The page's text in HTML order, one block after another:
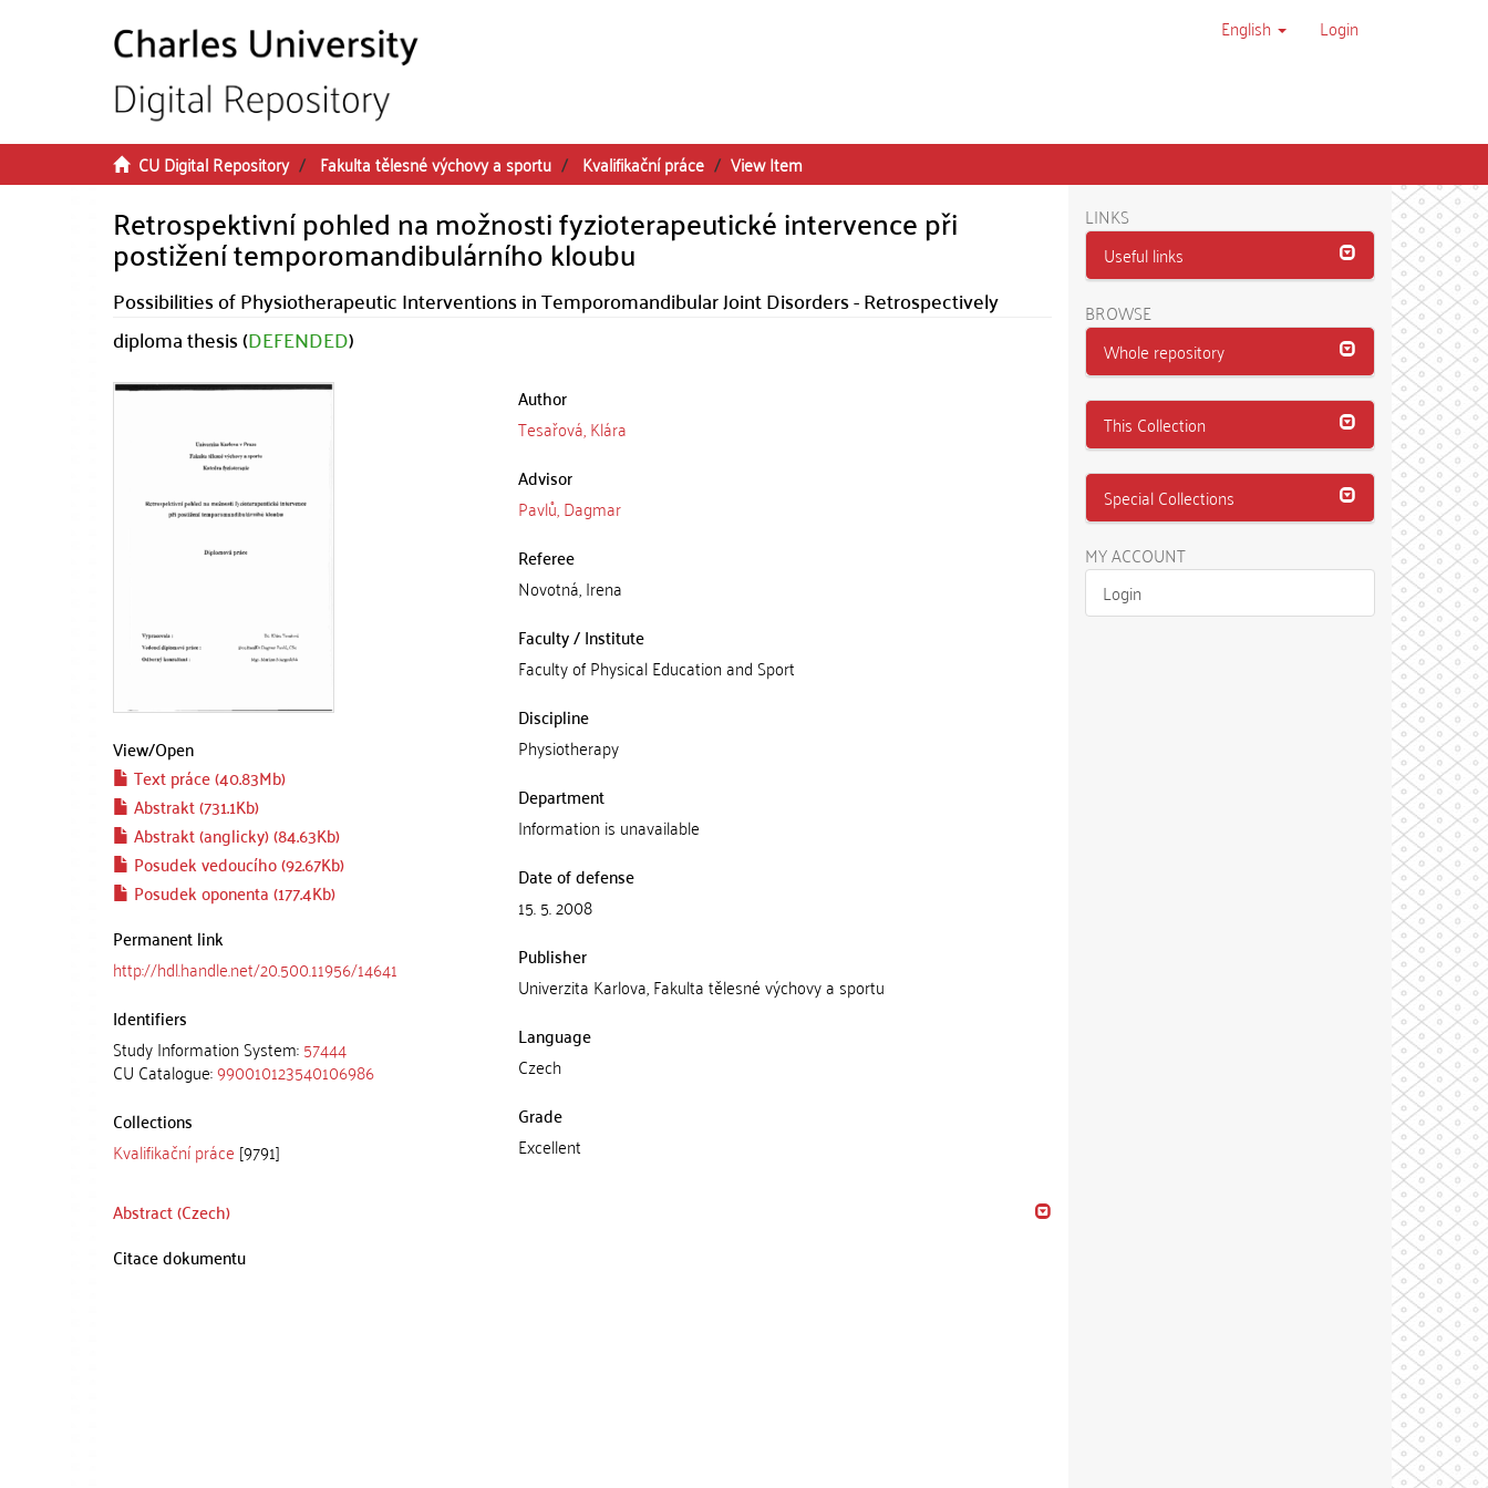
English Login
CU Digital Repository Fakulta tělesné výchovy a sportu Kvalifikační práce View Item
Retrospektivní pohled na možnosti fyzioterapeutické intervence při
postižení temporomandibulárního kloubu
Possibilities of Physiotherapeutic Interventions in Temporomandibular Joint Disorders - Retrospectively
diploma thesis (DEFENDED)
View/Open
Text práce (40.83Mb)
Abstrakt (731.1Kb)
Abstrakt (anglicky) (84.63Kb)
Posudek vedoucího (92.67Kb)
Posudek oponenta (177.4Kb)
Permanent link
http://hdl.handle.net/20.500.11956/14641
Identifiers
Study Information System:57444
CU Catalogue:990010123540106986
Collections
Kvalifikační práce [9791]
Author
Tesařová, Klára
Advisor
Pavlů, Dagmar
Referee
Novotná, Irena
Faculty / Institute
Faculty of Physical Education and Sport
Discipline
Physiotherapy
Department
Information is unavailable
Date of defense
15. 5. 2008
Publisher
Univerzita Karlova, Fakulta tělesné výchovy a sportu
Language
Czech
Grade
Excellent
Abstract (Czech)
Citace dokumentu
LINKS
Useful links
BROWSE
Whole repository
This Collection
Special Collections
MY ACCOUNT
Login